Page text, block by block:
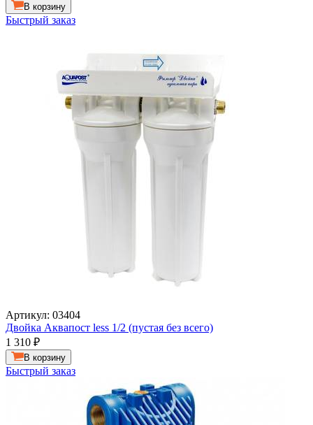
В корзину
Быстрый заказ
Артикул: 03404
Двойка Аквапост less 1/2 (пустая без всего)
1 310 ₽
В корзину
Быстрый заказ